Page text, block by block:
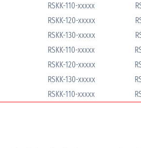
RSKK-110-xxxxx
RSKK-120-xxxxx
RSKK-130-xxxxx
RSKK-110-xxxxx
RSKK-120-xxxxx
RSKK-130-xxxxx
RSKK-110-xxxxx